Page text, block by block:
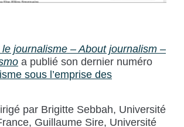
le journalisme – About journalism –
a publié son dernier numéro
sous l’emprise des
par Brigitte Sebbah, Université
Guillaume Sire, Université